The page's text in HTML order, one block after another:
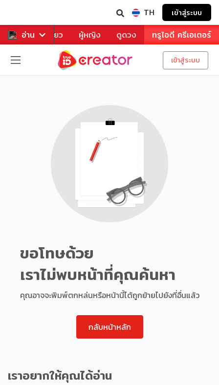
TH เข้าสู่ระบบ
อ่าน
หาร ท่องเที่ยว ผู้หญิง ดูดวง ทรูไอดี ครีเอเตอร์
เข้าสู่ระบบ
ขอโทษด้วย
เราไม่พบหน้าที่คุณค้นหา
คุณอาจจะพิมพ์ตกหล่นหรือหน้านี้ได้ถูกย้ายไปยังที่อื่นแล้ว
กลับหน้าหลัก
เราอยากให้คุณได้อ่าน